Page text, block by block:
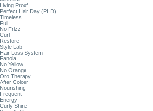
Living Proof
Perfect Hair Day (PHD)
Timeless
Full
No Frizz
Curl
Restore
Style Lab
Hair Loss System
Fanola
No Yellow
No Orange
Oro Therapy
After Colour
Nourishing
Frequent
Energy
Curly Shine